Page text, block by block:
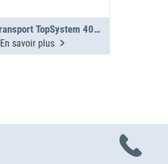
Tube de transport TopSystem 4000 mm 2 sections
En savoir plus